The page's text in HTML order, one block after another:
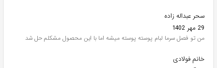
سحر عبداله زاده
29 مهر 1402
من تو فصل سرما لبام پوسته پوسته میشه اما با این محصول مشکلم حل شد
خانم فولادی